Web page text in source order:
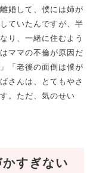
婚して、僕には姉が
ていたんですが、半
り、一緒に住むよう
ママの不倫が原因だ
「老後の面倒は僕が
さんは、とてもやさ
。ただ、気のせい
すぎない